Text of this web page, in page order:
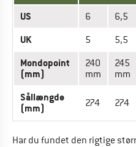
US 6 6,5
UK 5 5,5
Mondopoint
(mm)
240
mm
245
mm
Sållængde
(mm)
274 274
Har du fundet den rigtige